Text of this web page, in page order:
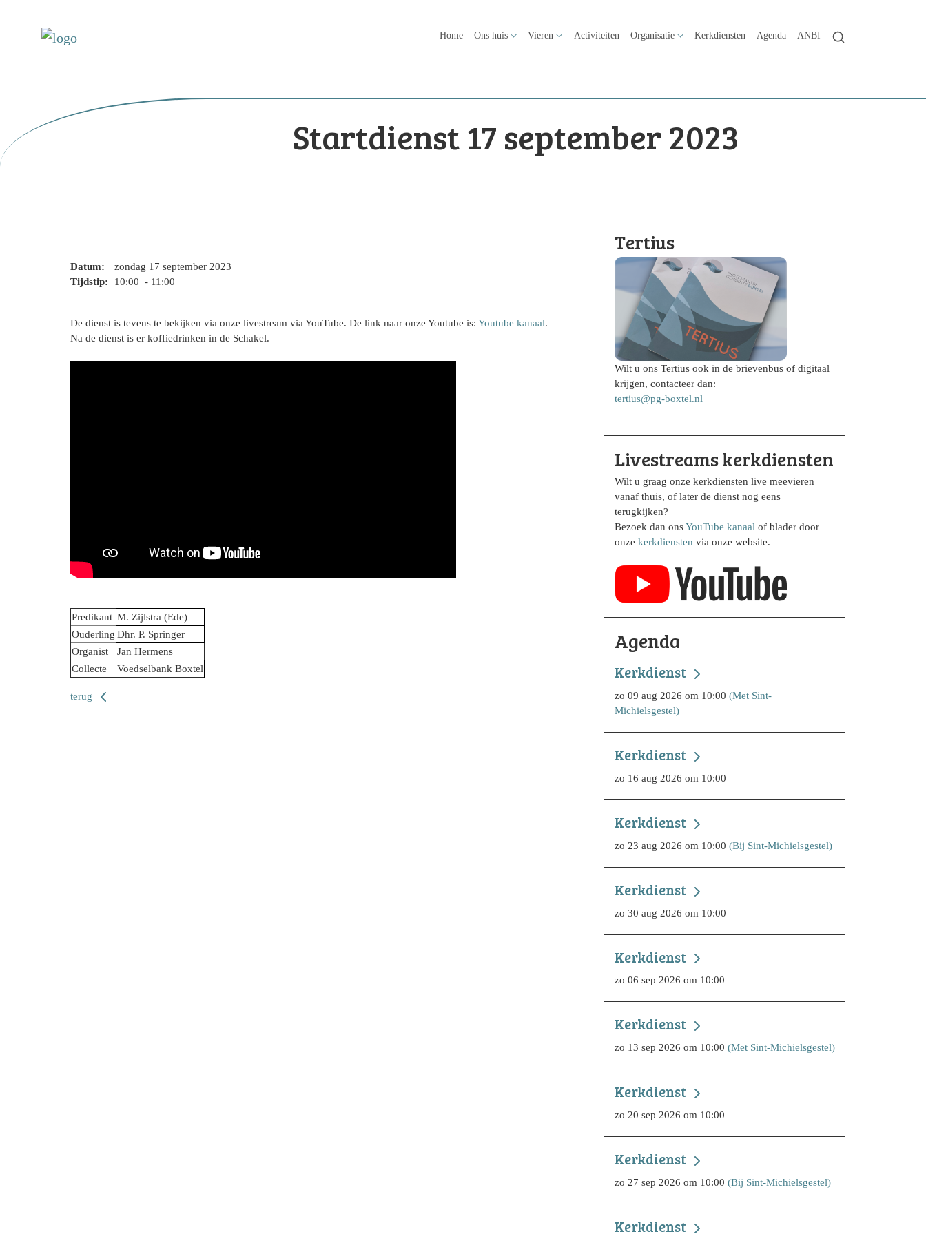
Home Ons huis Vieren Activiteiten Organisatie Kerkdiensten Agenda ANBI
Startdienst 17 september 2023
Datum:
zondag 17 september 2023
Tijdstip:
10:00 - 11:00
De dienst is tevens te bekijken via onze livestream via YouTube. De link naar onze Youtube is: Youtube kanaal.
Na de dienst is er koffiedrinken in de Schakel.
Predikant M. Zijlstra (Ede)
Ouderling Dhr. P. Springer
Organist
Jan Hermens
Collecte
Voedselbank Boxtel
terug
Tertius
Wilt u ons Tertius ook in de brievenbus of digitaal
krijgen, contacteer dan:
tertius@pg-boxtel.nl
Livestreams kerkdiensten
Wilt u graag onze kerkdiensten live meevieren
vanaf thuis, of later de dienst nog eens
terugkijken?
Bezoek dan onsYouTube kanaal of blader door
onze kerkdiensten via onze website.
Agenda
Kerkdienst
zo 09 aug 2026 om 10:00 (Met Sint-
Michielsgestel)
Kerkdienst
zo 16 aug 2026 om 10:00
Kerkdienst
zo 23 aug 2026 om 10:00 (Bij Sint-Michielsgestel)
Kerkdienst
zo 30 aug 2026 om 10:00
Kerkdienst
zo 06 sep 2026 om 10:00
Kerkdienst
zo 13 sep 2026 om 10:00 (Met Sint-Michielsgestel)
Kerkdienst
zo 20 sep 2026 om 10:00
Kerkdienst
zo 27 sep 2026 om 10:00 (Bij Sint-Michielsgestel)
Kerkdienst